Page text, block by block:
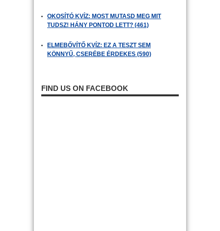
OKOSÍTÓ KVÍZ: MOST MUTASD MEG MIT
TUDSZ! HÁNY PONTOD LETT? (461)
ELMEBŐVÍTŐ KVÍZ: EZ A TESZT SEM
KÖNNYŰ, CSERÉBE ÉRDEKES (590)
FIND US ON FACEBOOK